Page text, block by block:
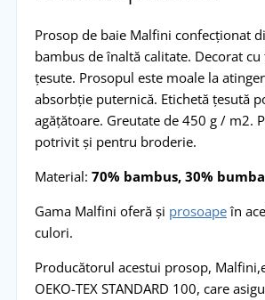
Prosop de baie Malfini confecționat
bambus de înaltă calitate. Decorat
țesute. Prosopul este moale la
absorbție puternică. Etichetă țesută
agățătoare. Greutate de 450 g / m2.
potrivit și pentru broderie.
Material: 70% bambus, 30%
Gama Malfini oferă și prosoapeîn
culori.
Producătorul acestui prosop,
OEKO-TEX STANDARD 100, care